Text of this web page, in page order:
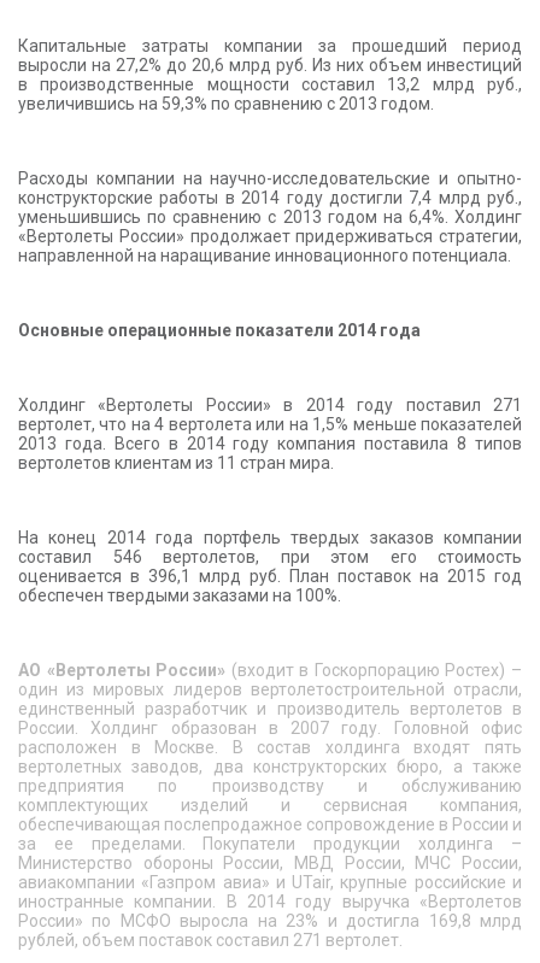
Капитальные затраты компании за прошедший период
выросли на 27,2% до 20,6 млрд руб. Из них объем инвестиций
в производственные мощности составил 13,2 млрд руб.,
увеличившись на 59,3% по сравнению с 2013 годом.
Расходы компании на научно-исследовательские и опытно-
конструкторские работы в 2014 году достигли 7,4 млрд руб.,
уменьшившись по сравнению с 2013 годом на 6,4%. Холдинг
«Вертолеты России» продолжает придерживаться стратегии,
направленной на наращивание инновационного потенциала.
Основные операционные показатели 2014 года
Холдинг «Вертолеты России» в 2014 году поставил 271
вертолет, что на 4 вертолета или на 1,5% меньше показателей
2013 года. Всего в 2014 году компания поставила 8 типов
вертолетов клиентам из 11 стран мира.
На конец 2014 года портфель твердых заказов компании
составил 546 вертолетов, при этом его стоимость
оценивается в 396,1 млрд руб. План поставок на 2015 год
обеспечен твердыми заказами на 100%.
АО «Вертолеты России» (входит в Госкорпорацию Ростех) –
один из мировых лидеров вертолетостроительной отрасли,
единственный разработчик и производитель вертолетов в
России. Холдинг образован в 2007 году. Головной офис
расположен в Москве. В состав холдинга входят пять
вертолетных заводов, два конструкторских бюро, а также
предприятия по производству и обслуживанию
комплектующих изделий и сервисная компания,
обеспечивающая послепродажное сопровождение в России и
за ее пределами. Покупатели продукции холдинга –
Министерство обороны России, МВД России, МЧС России,
авиакомпании «Газпром авиа» и UTair, крупные российские и
иностранные компании. В 2014 году выручка «Вертолетов
России» по МСФО выросла на 23% и достигла 169,8 млрд
рублей, объем поставок составил 271 вертолет.